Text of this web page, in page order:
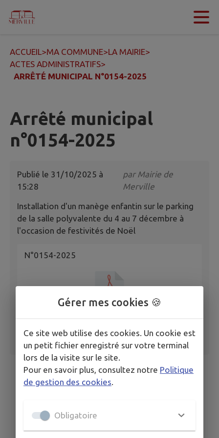
Contenu
ACCUEIL>MA COMMUNE>LA MAIRIE>
ACTES ADMINISTRATIFS>
ARRÊTÉ MUNICIPAL N°0154-2025
Arrêté municipal
n°0154-2025
Publié le 31/10/2025 à
15:28
parMairie de
Merville
Installation d'un manège enfantin sur le parking
de la salle polyvalente du 4 au 7 décembre à
l'occasion de festivités de Noël
N°0154-2025
Gérer mes cookies 🍪
Ce site web utilise des cookies. Un cookie est
un petit fichier enregistré sur votre terminal
lors de la visite sur le site.
Pour en savoir plus, consultez notre Politique
de gestion des cookies
Obligatoire